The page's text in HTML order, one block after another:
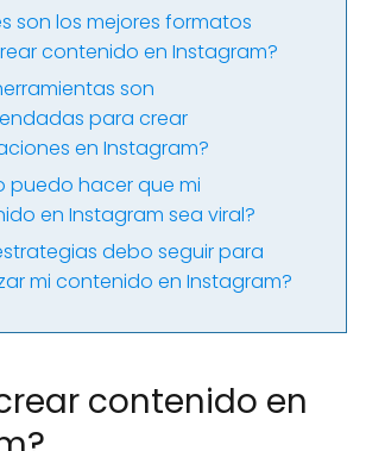
son los mejores formatos
contenido en Instagram?
son
para crear
en Instagram?
puedo hacer que mi
en Instagram sea viral?
debo seguir para
mi contenido en Instagram?
contenido en